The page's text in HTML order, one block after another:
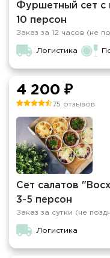
Фуршетный сет с
10 персон
Заказ за 12 часов (не
Логистика
4 200 ₽
75 отзывов
Сет салатов
3-5 персон
Заказ за сутки (не
Логистика